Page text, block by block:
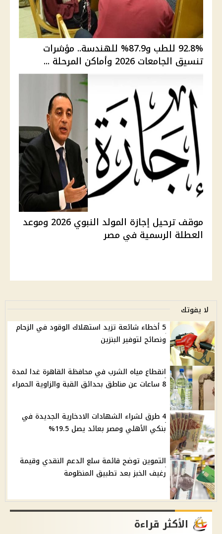
92.8% للطب و87.9% للهندسة.. مؤشرات
تنسيق الجامعات 2026 وأماكن المرحلة ...
موقف ترحيل إجازة المولد النبوي 2026 وموعد
العطلة الرسمية في مصر
لا يفوتك
5 أخطاء شائعة تزيد استهلاك الوقود في الزحام
ونصائح لتوفير البنزين
انقطاع مياه الشرب في محافظة القاهرة غدا لمدة
8 ساعات عن مناطق بحدائق القبة والزاوية الحمراء
4 طرق لشراء الشهادات الادخارية الجديدة في
بنكي الأهلي ومصر بعائد يصل 19.5%
التموين توضح قائمة سلع الدعم النقدي وقيمة
رغيف الخبز بعد تطبيق المنظومة
الأكثر قراءة